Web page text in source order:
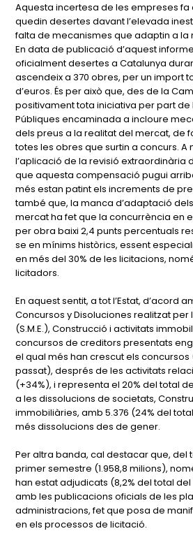
Aquesta incertesa de les empreses
quedin desertes davant l’elevada
falta de mecanismes que adaptin a la
En data de publicació d’aquest
oficialment desertes a Catalunya
ascendeix a 370 obres, per un import
d’euros. És per això que, des de la
positivament tota iniciativa per part de
Públiques encaminada a incloure
dels preus a la realitat del mercat, de
totes les obres que surtin a concurs. A
l’aplicació de la revisió extraordinària
que aquesta compensació pugui
més estan patint els increments de
també que, la manca d’adaptació
mercat ha fet que la concurrència en
per obra baixi 2,4 punts percentuals
se en mínims històrics, essent
en més del 30% de les licitacions,
licitadors.
En aquest sentit, a tot l’Estat, d’acord
Concursos y Disoluciones realitzat per
(S.M.E.), Construcció i activitats
concursos de creditors presentats
el qual més han crescut els concursos
passat), després de les activitats
(+34%), i representa el 20% del total
a les dissolucions de societats,
immobiliàries, amb 5.376 (24% del
més dissolucions des de gener.
Per altra banda, cal destacar que, del
primer semestre (1.958,8 milions),
han estat adjudicats (8,2% del total
amb les publicacions oficials de les
administracions, fet que posa de
en els processos de licitació.